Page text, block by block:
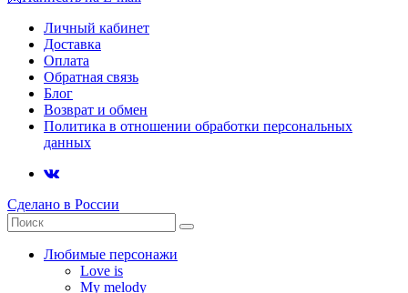
Личный кабинет
Доставка
Оплата
Обратная связь
Блог
Возврат и обмен
Политика в отношении обработки персональных
данных
Сделано в России
Любимые персонажи
Love is
My melody